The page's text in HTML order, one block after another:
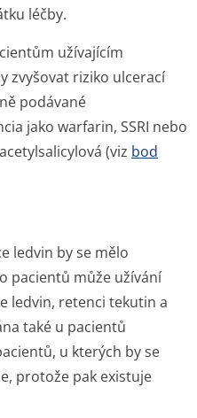
léčby.
užívajícím
zvyšovat riziko ulcerací
podávané
jako warfarin, SSRI nebo
(viz bod
ledvin by se mělo
pacientů může užívání
ledvin, retenci tekutin a
také u pacientů
u kterých by se
protože pak existuje